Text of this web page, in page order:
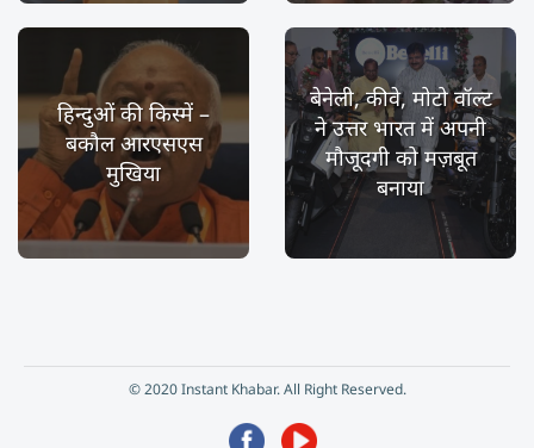
हिन्दुओं की किस्में –
बकौल आरएसएस
मुखिया
बेनेली, कीवे, मोटो वॉल्ट
ने उत्तर भारत में अपनी
मौजूदगी को मज़बूत
बनाया
© 2020 Instant Khabar. All Right Reserved.